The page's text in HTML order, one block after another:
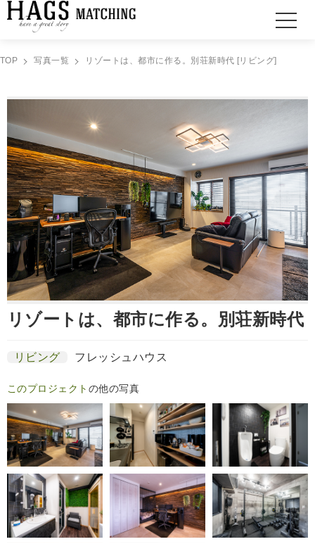
TOP 写真一覧 リゾートは、都市に作る。別荘新時代 [リビング]
リゾートは、都市に作る。別荘新時代
リビング フレッシュハウス
このプロジェクト の他の写真